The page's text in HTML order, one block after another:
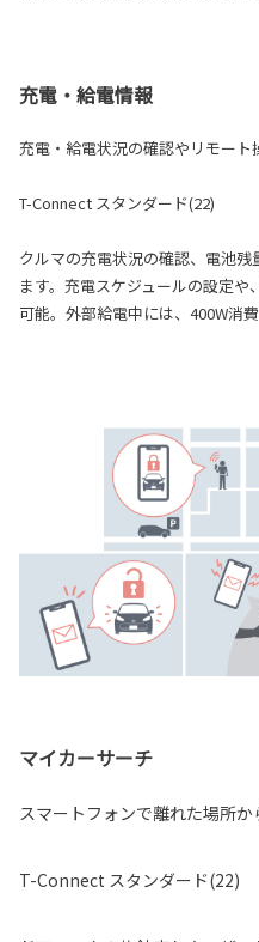
充電・給電情報
充電・給電状況の確認やリモート
T-Connect スタンダード(22)
クルマの充電状況の確認、電池
ます。充電スケジュールの設定
可能。外部給電中には、400W消
マイカーサーチ
スマートフォンで離れた場所か
T-Connect スタンダード(22)